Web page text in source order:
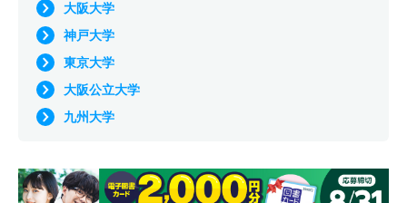
大阪大学
神戸大学
東京大学
大阪公立大学
九州大学